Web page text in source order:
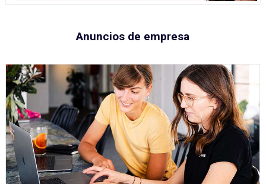
Anuncios de empresa